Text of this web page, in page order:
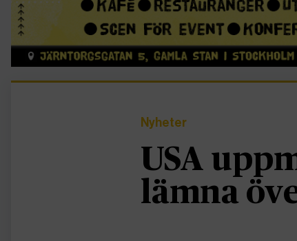
Nyheter
USA
lämna